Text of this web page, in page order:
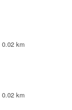
0.02 km
0.02 km